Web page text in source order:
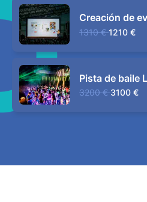
Creación de
1310 € 1210 €
Pista de baile
3200 € 3100 €